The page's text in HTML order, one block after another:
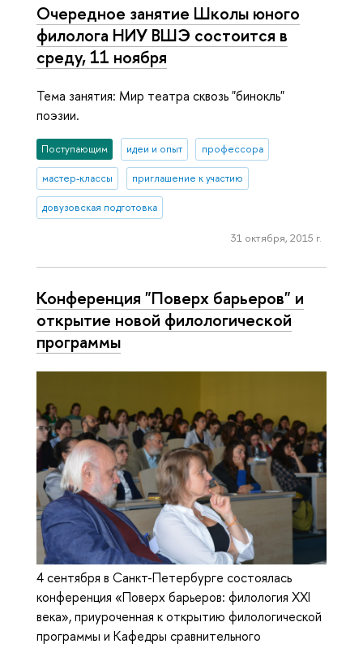
Очередное занятие Школы юного
филолога НИУ ВШЭ состоится в
среду, 11 ноября
Тема занятия: Мир театра сквозь "бинокль"
поэзии.
Поступающим идеи и опыт профессора
мастер-классы приглашение к участию
довузовская подготовка
31 октября, 2015 г.
Конференция "Поверх барьеров" и
открытие новой филологической
программы
4 сентября в Санкт-Петербурге состоялась
конференция «Поверх барьеров: филология XXI
века», приуроченная к открытию филологической
программы и Кафедры сравнительного